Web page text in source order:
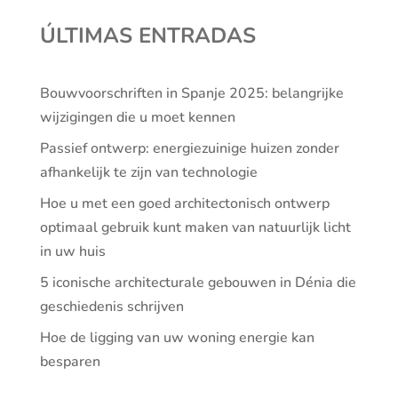
ÚLTIMAS ENTRADAS
Bouwvoorschriften in Spanje 2025: belangrijke
wijzigingen die u moet kennen
Passief ontwerp: energiezuinige huizen zonder
afhankelijk te zijn van technologie
Hoe u met een goed architectonisch ontwerp
optimaal gebruik kunt maken van natuurlijk licht
in uw huis
5 iconische architecturale gebouwen in Dénia die
geschiedenis schrijven
Hoe de ligging van uw woning energie kan
besparen